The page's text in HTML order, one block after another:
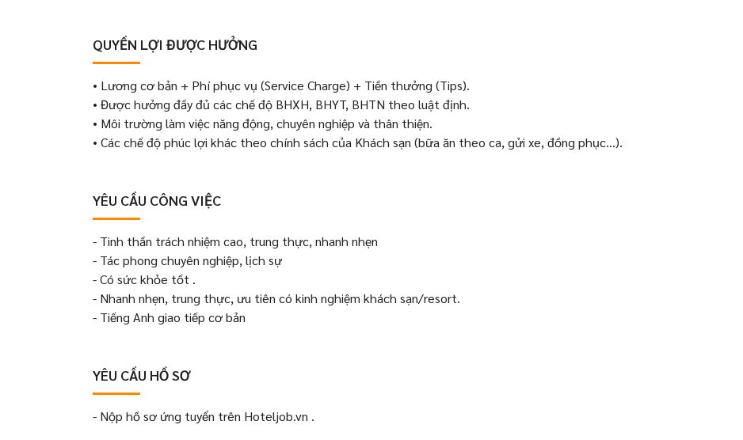
QUYỀN LỢI ĐƯỢC HƯỞNG
• Lương cơ bản + Phí phục vụ (Service Charge) + Tiền thưởng (Tips).
• Được hưởng đầy đủ các chế độ BHXH, BHYT, BHTN theo luật định.
• Môi trường làm việc năng động, chuyên nghiệp và thân thiện.
• Các chế độ phúc lợi khác theo chính sách của Khách sạn (bữa ăn theo ca, gửi xe, đồng phục...).
YÊU CẦU CÔNG VIỆC
- Tinh thần trách nhiệm cao, trung thực, nhanh nhẹn
- Tác phong chuyên nghiệp, lịch sự
- Có sức khỏe tốt .
- Nhanh nhẹn, trung thực, ưu tiên có kinh nghiệm khách sạn/resort.
- Tiếng Anh giao tiếp cơ bản
YÊU CẦU HỒ SƠ
- Nộp hồ sơ ứng tuyển trên Hoteljob.vn .